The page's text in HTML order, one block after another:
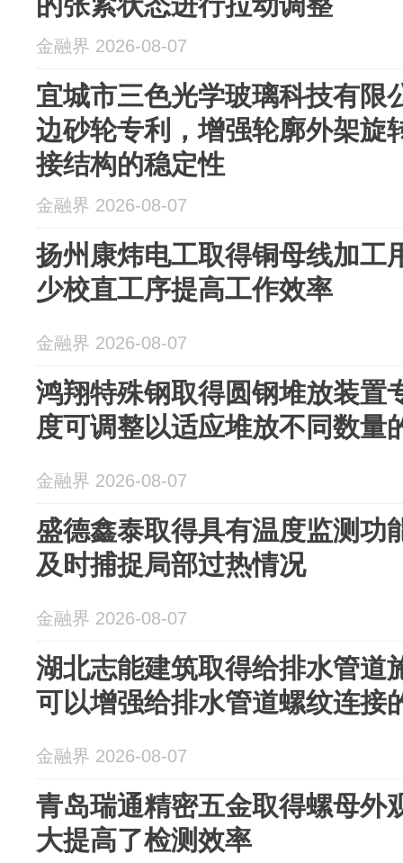
金融界 2026-08-07
宜城市三色光学玻璃科技有限
边砂轮专利，增强轮廓外架旋
接结构的稳定性
金融界 2026-08-07
扬州康炜电工取得铜母线加工
少校直工序提高工作效率
金融界 2026-08-07
鸿翔特殊钢取得圆钢堆放装置
度可调整以适应堆放不同数量
金融界 2026-08-07
盛德鑫泰取得具有温度监测功
及时捕捉局部过热情况
金融界 2026-08-07
湖北志能建筑取得给排水管道
可以增强给排水管道螺纹连接
金融界 2026-08-07
青岛瑞通精密五金取得螺母外
大提高了检测效率